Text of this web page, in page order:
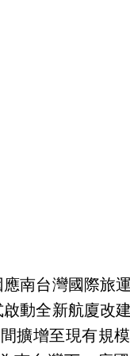
南台灣國際旅
動全新航廈改
擴增至現有規